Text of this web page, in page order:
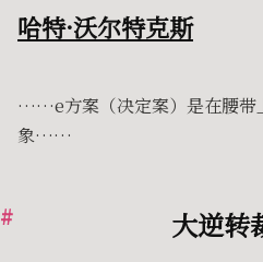
哈特·沃尔特克斯
……e方案（决定案）是在腰带
象……
大逆转